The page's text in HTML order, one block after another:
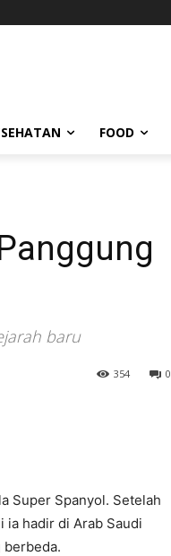
FOOD
baru
0
354
Super Spanyol. Setelah
ia hadir di Arab Saudi
berbeda.